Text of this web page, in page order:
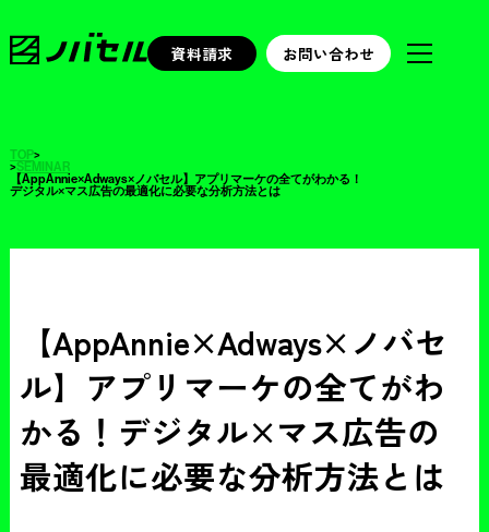
資料請求 お問い合わせ
TOP>
>SEMINAR
【AppAnnie×Adways×ノバセル】アプリマーケの全てがわかる！
デジタル×マス広告の最適化に必要な分析方法とは
【AppAnnie×Adways×ノバセ
ル】アプリマーケの全てがわ
かる！デジタル×マス広告の
最適化に必要な分析方法とは